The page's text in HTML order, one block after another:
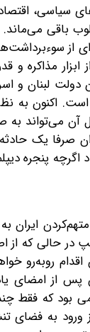
سیاسی،
باقی می‌ماند.
از
مذاکره و
لبنان و
اکنون به
می‌تواند به
صرفا یک
اگرچه پنجره
ایران
حالی که از
روبه‌رو
پس از امضای
بود که فقط
به فضای